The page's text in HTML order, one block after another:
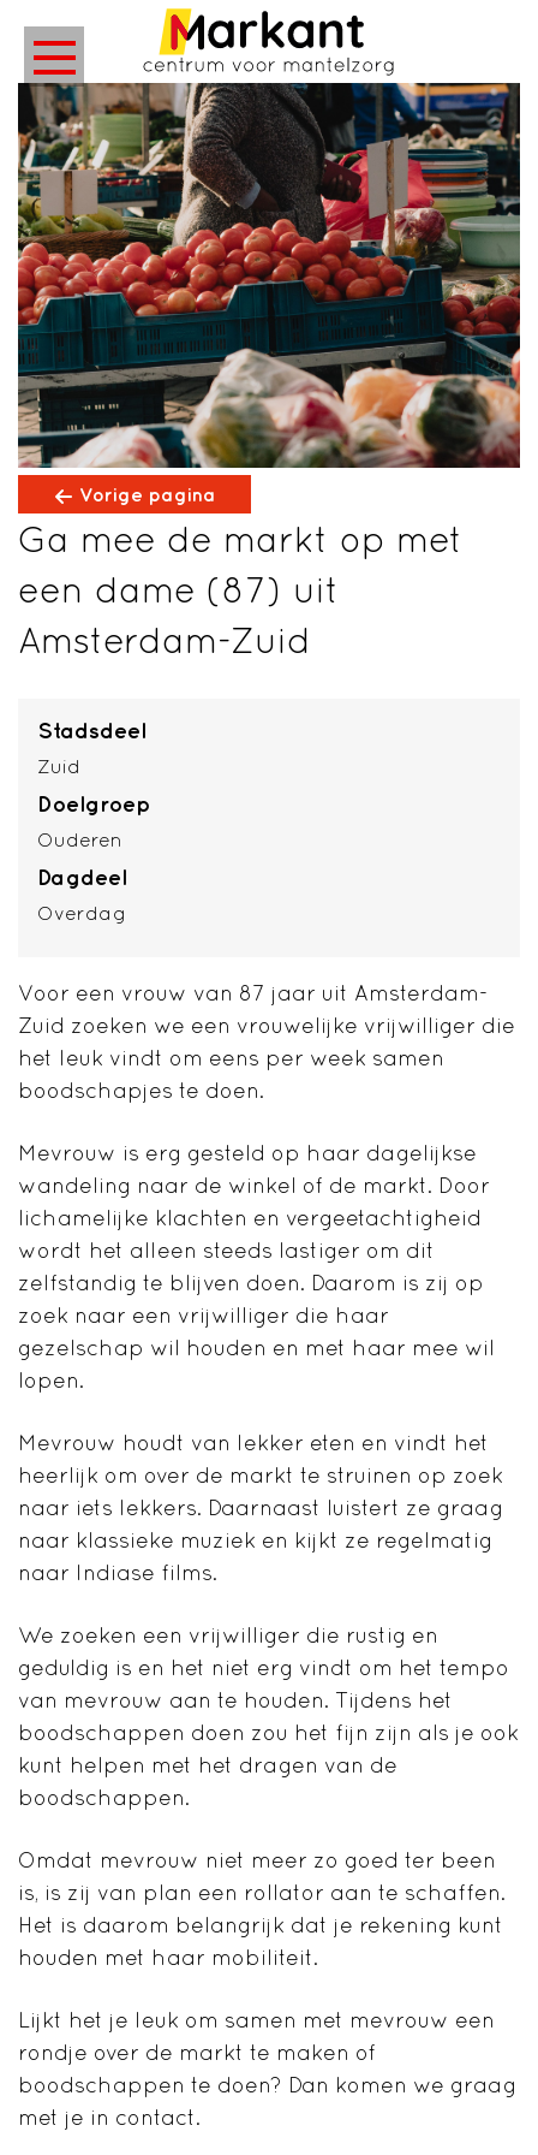
;
Vorige pagina
Ga mee de markt op met
een dame (87) uit
Amsterdam-Zuid
Stadsdeel
Zuid
Doelgroep
Ouderen
Dagdeel
Overdag
Voor een vrouw van 87 jaar uit Amsterdam-
Zuid zoeken we een vrouwelijke vrijwilliger die
het leuk vindt om eens per week samen
boodschapjes te doen.
Mevrouw is erg gesteld op haar dagelijkse
wandeling naar de winkel of de markt. Door
lichamelijke klachten en vergeetachtigheid
wordt het alleen steeds lastiger om dit
zelfstandig te blijven doen. Daarom is zij op
zoek naar een vrijwilliger die haar
gezelschap wil houden en met haar mee wil
lopen.
Mevrouw houdt van lekker eten en vindt het
heerlijk om over de markt te struinen op zoek
naar iets lekkers. Daarnaast luistert ze graag
naar klassieke muziek en kijkt ze regelmatig
naar Indiase films.
We zoeken een vrijwilliger die rustig en
geduldig is en het niet erg vindt om het tempo
van mevrouw aan te houden. Tijdens het
boodschappen doen zou het fijn zijn als je ook
kunt helpen met het dragen van de
boodschappen.
Omdat mevrouw niet meer zo goed ter been
is, is zij van plan een rollator aan te schaffen.
Het is daarom belangrijk dat je rekening kunt
houden met haar mobiliteit.
Lijkt het je leuk om samen met mevrouw een
rondje over de markt te maken of
boodschappen te doen? Dan komen we graag
met je in contact.